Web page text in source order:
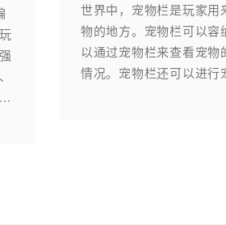
世界中，宠物栏是玩家用
物的地方。宠物栏可以容
以通过宠物栏来查看宠物
情况。宠物栏还可以进行